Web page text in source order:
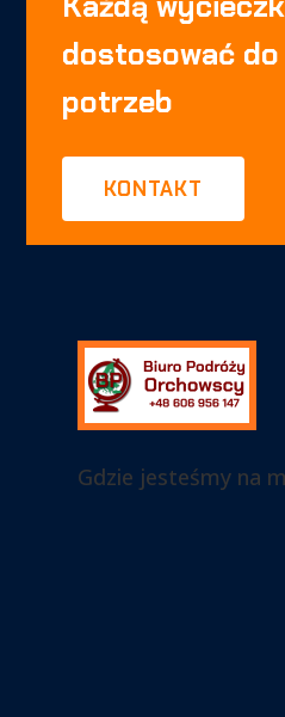
dostosować do
potrzeb
KONTAKT
Gdzie jesteśmy na